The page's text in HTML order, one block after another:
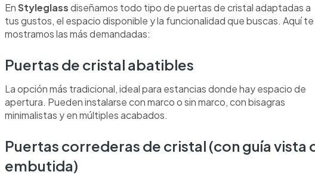
EnStyleglassdiseñamos todo tipo de puertas de cristal adaptadas a
tus gustos, el espacio disponible y la funcionalidad que buscas. Aquí te
mostramos las más demandadas:
Puertas de cristal abatibles
La opción más tradicional, ideal para estancias donde hay espacio de
apertura. Pueden instalarse con marco o sin marco, con bisagras
minimalistas y en múltiples acabados.
Puertas correderas de cristal (con guía vista
embutida)